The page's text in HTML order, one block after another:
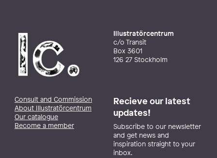
Illustratörcentrum
c/o Transit
Box 3601
126 27 Stockholm
Consult and Commission
About Illustratörcentrum
Our catalogue
Become a member
Recieve our latest
updates!
Subscribe to our newsletter
and get news and
inspiration straight to your
inbox.